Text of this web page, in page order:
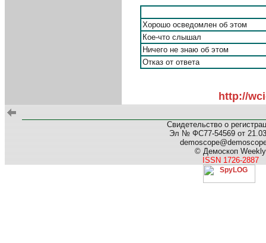
Хорошо осведомлен об этом
Кое-что слышал
Ничего не знаю об этом
Отказ от ответа
http://
Свидетельство о
Эл № ФС77-54569 от
© Демоскоп Weekly
ISSN 1726-2887